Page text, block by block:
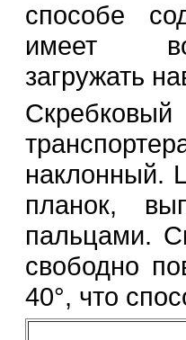
способе
имеет
загружать
наклонный.
планок,
пальцами.
свободно
40°, что